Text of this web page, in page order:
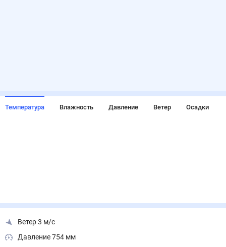
Температура Влажность Давление Ветер Осадки
Ветер 3 м/с
Давление 754 мм